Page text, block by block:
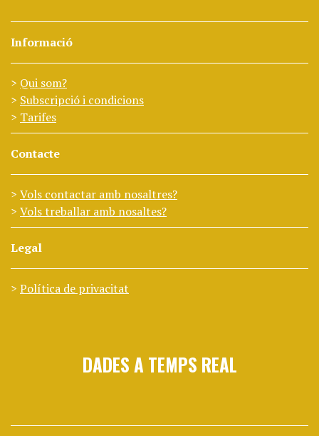
Informació
Qui som?
Subscripció i condicions
Tarifes
Contacte
Vols contactar amb nosaltres?
Vols treballar amb nosaltes?
Legal
Política de privacitat
DADES A TEMPS REAL